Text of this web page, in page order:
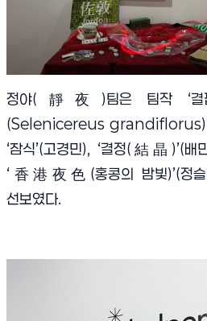
정야(靜夜)팀은 팀작 ‘결
(Selenicereus grandiflorus)’
‘잠식’(고경민), ‘결정(結晶)’(배
‘香港夜色(홍콩의 밤빛)’(정
선보였다.